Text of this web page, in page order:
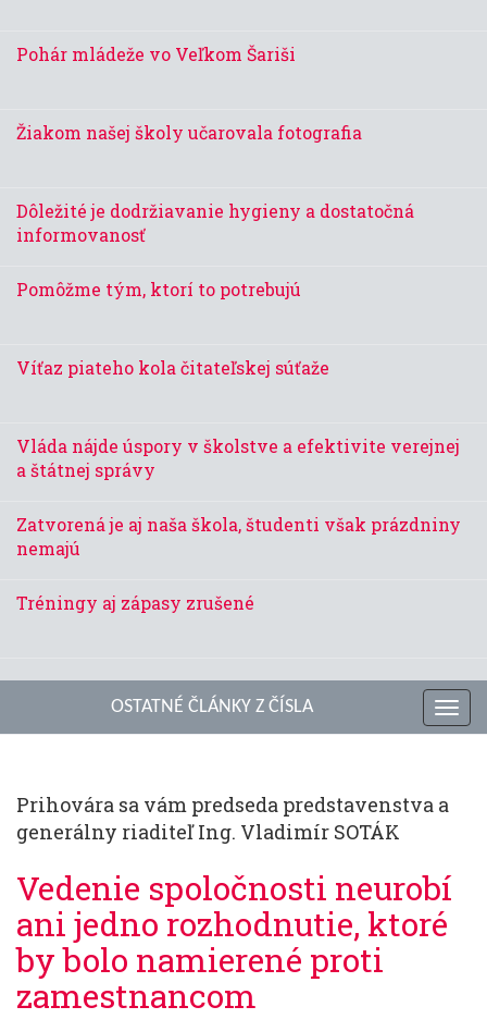
Pohár mládeže vo Veľkom Šariši
Žiakom našej školy učarovala fotografia
Dôležité je dodržiavanie hygieny a dostatočná
informovanosť
Pomôžme tým, ktorí to potrebujú
Víťaz piateho kola čitateľskej súťaže
Vláda nájde úspory v školstve a efektivite verejnej
a štátnej správy
Zatvorená je aj naša škola, študenti však prázdniny
nemajú
Tréningy aj zápasy zrušené
OSTATNÉ ČLÁNKY Z ČÍSLA
Prihovára sa vám predseda predstavenstva a
generálny riaditeľ Ing. Vladimír SOTÁK
Vedenie spoločnosti neurobí
ani jedno rozhodnutie, ktoré
by bolo namierené proti
zamestnancom